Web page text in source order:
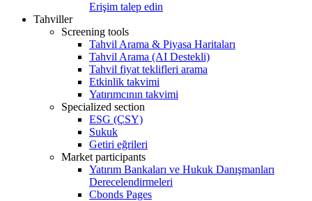
Erişim talep edin
Tahviller
Screening tools
Tahvil Arama & Piyasa Haritaları
Tahvil Arama (AI Destekli)
Tahvil fiyat teklifleri arama
Etkinlik takvimi
Yatırımcının takvimi
Specialized section
ESG (ÇSY)
Sukuk
Getiri eğrileri
Market participants
Yatırım Bankaları ve Hukuk Danışmanları
Derecelendirmeleri
Cbonds Pages